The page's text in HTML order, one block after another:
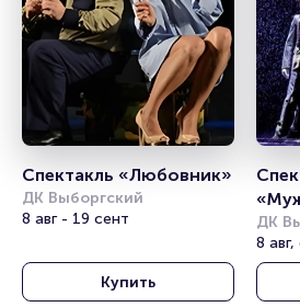
Спектакль «Любовник»
ДК Выборгский
8 авг - 19 сент
Купить
ДК
8